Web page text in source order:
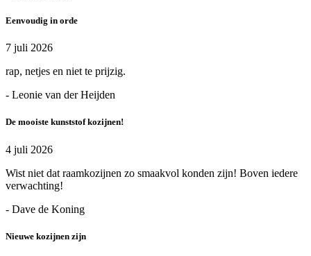
Eenvoudig in orde
7 juli 2026
rap, netjes en niet te prijzig.
- Leonie van der Heijden
De mooiste kunststof kozijnen!
4 juli 2026
Wist niet dat raamkozijnen zo smaakvol konden zijn! Boven iedere
verwachting!
- Dave de Koning
Nieuwe kozijnen zijn